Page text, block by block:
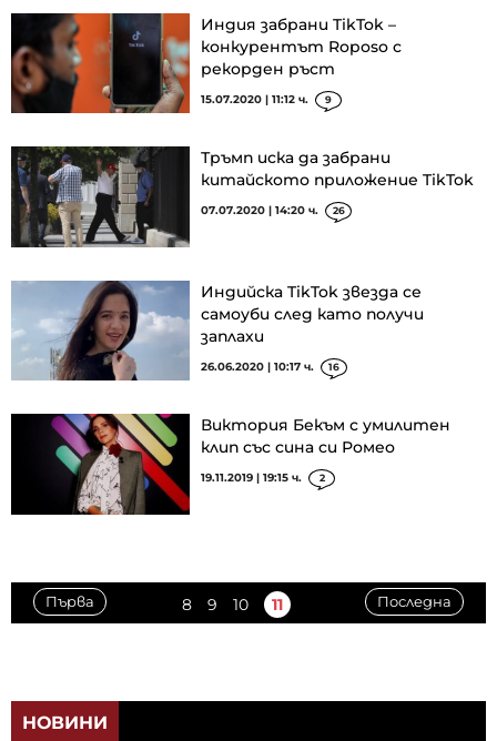
Индия забрани TikTok –
конкурентът Roposo с
рекорден ръст
15.07.2020 | 11:12 ч. 9
Тръмп иска да забрани
китайското приложение TikTok
07.07.2020 | 14:20 ч. 26
Индийска TikTok звезда се
самоуби след като получи
заплахи
26.06.2020 | 10:17 ч. 16
Виктория Бекъм с умилитен
клип със сина си Ромео
19.11.2019 | 19:15 ч. 2
Първа 8 9 10 11 Последна
НОВИНИ